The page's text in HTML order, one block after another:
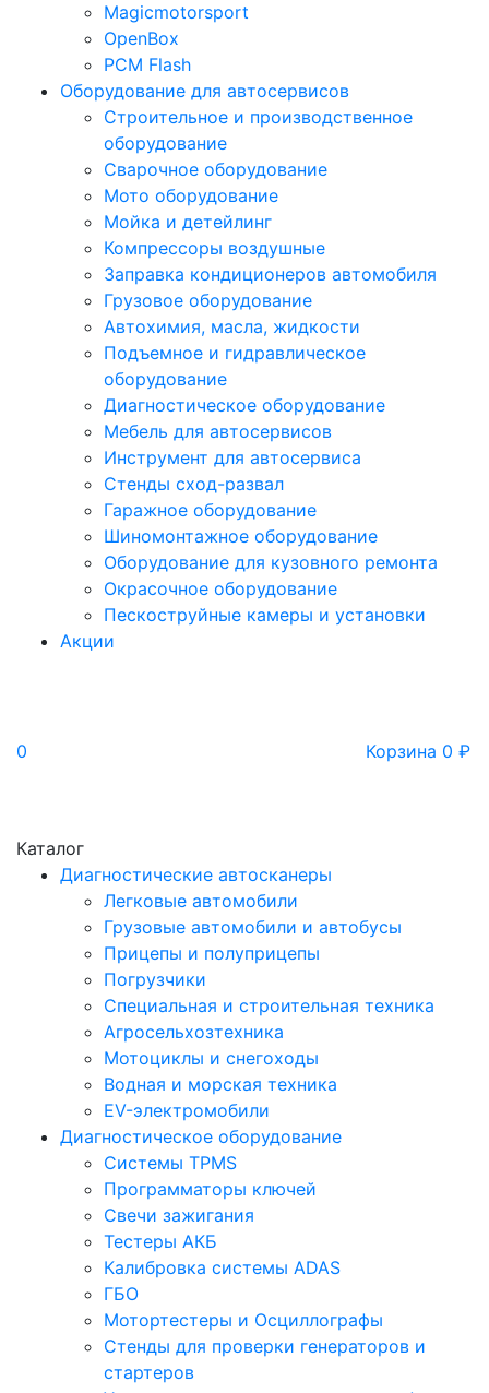
Magicmotorsport
OpenBox
PCM Flash
Оборудование для автосервисов
Строительное и производственное
оборудование
Сварочное оборудование
Мото оборудование
Мойка и детейлинг
Компрессоры воздушные
Заправка кондиционеров автомобиля
Грузовое оборудование
Автохимия, масла, жидкости
Подъемное и гидравлическое
оборудование
Диагностическое оборудование
Мебель для автосервисов
Инструмент для автосервиса
Стенды сход-развал
Гаражное оборудование
Шиномонтажное оборудование
Оборудование для кузовного ремонта
Окрасочное оборудование
Пескоструйные камеры и установки
Акции
0 Корзина 0 ₽
Каталог
Диагностические автосканеры
Легковые автомобили
Грузовые автомобили и автобусы
Прицепы и полуприцепы
Погрузчики
Специальная и строительная техника
Агросельхозтехника
Мотоциклы и снегоходы
Водная и морская техника
EV-электромобили
Диагностическое оборудование
Системы TPMS
Программаторы ключей
Свечи зажигания
Тестеры АКБ
Калибровка системы ADAS
ГБО
Мотортестеры и Осциллографы
Стенды для проверки генераторов и
стартеров